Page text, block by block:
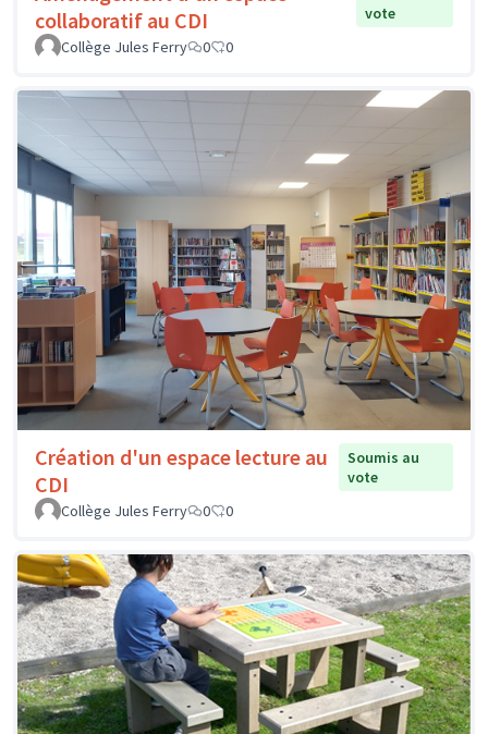
collaboratif au CDI
vote
Collège Jules Ferry
0 0
Création d'un espace lecture au
CDI
Soumis au
vote
Collège Jules Ferry
0 0